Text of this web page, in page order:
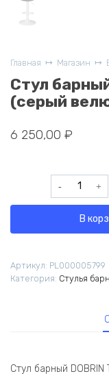
Главная Магазин
Стул
(серый
6 250,00 ₽
Количество
товара
барный
WHITE
(серый
В
Артикул: PL000005799
Категория: Стулья
Стул барный DOBRIN